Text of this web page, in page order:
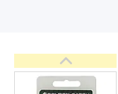
Рибальські снасті
РОЗПРОДАЖ!